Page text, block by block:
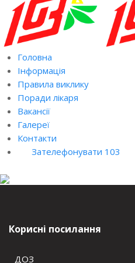
Головна
Інформація
Правила виклику
Поради лікаря
Вакансії
Галереї
Контакти
Зателефонувати 103
Корисні посилання
ДОЗ